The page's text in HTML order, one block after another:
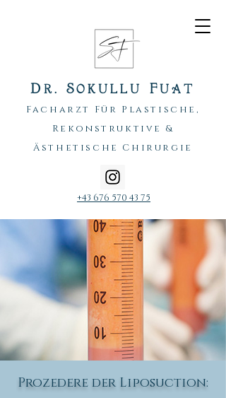
D R. SOKULLU F UAT
Facharzt Für Plastische,
Rekonstruktive &
Ästhetische Chirurgie
+43 676 570 43 75
Prozedere der Liposuction: